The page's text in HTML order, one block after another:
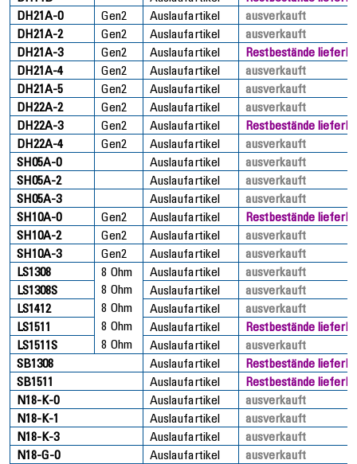
DH21A-0
Gen2 Auslaufartikel
ausverkauft
DH21A-2
Gen2 Auslaufartikel
ausverkauft
DH21A-3
Gen2 Auslaufartikel
Restbestände
DH21A-4
Gen2 Auslaufartikel
ausverkauft
DH21A-5
Gen2 Auslaufartikel
ausverkauft
DH22A-2
Gen2 Auslaufartikel
ausverkauft
DH22A-3
Gen2 Auslaufartikel
Restbestände
DH22A-4
Gen2 Auslaufartikel
ausverkauft
SH05A-0
Auslaufartikel
ausverkauft
SH05A-2
Auslaufartikel
ausverkauft
SH05A-3
Auslaufartikel
ausverkauft
SH10A-0
Gen2 Auslaufartikel
Restbestände
SH10A-2
Gen2 Auslaufartikel
ausverkauft
SH10A-3
Gen2 Auslaufartikel
ausverkauft
LS1308
8 Ohm Auslaufartikel
ausverkauft
LS1308S
8 Ohm Auslaufartikel
ausverkauft
LS1412
8 Ohm Auslaufartikel
ausverkauft
LS1511
8 Ohm Auslaufartikel
Restbestände
LS1511S
8 Ohm Auslaufartikel
ausverkauft
SB1308
Auslaufartikel
Restbestände
SB1511
Auslaufartikel
Restbestände
N18-K-0
Auslaufartikel
ausverkauft
N18-K-1
Auslaufartikel
ausverkauft
N18-K-3
Auslaufartikel
ausverkauft
N18-G-0
Auslaufartikel
ausverkauft